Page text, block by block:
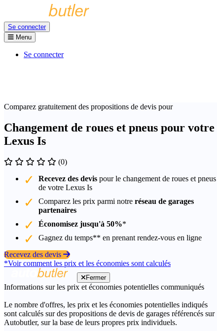
Se connecter
Menu
Se connecter
Comparez gratuitement des propositions de devis pour
Changement de roues et pneus pour votre
Lexus Is
(0)
Recevez des devis pour le changement de roues et pneus
de votre Lexus Is
Comparez les prix parmi notre réseau de garages
partenaires
Économisez jusqu'à 50%*
Gagnez du temps** en prenant rendez-vous en ligne
Recevez des devis
*Voir comment les prix et les économies sont calculés
Fermer
Informations sur les prix et économies potentielles communiqués
Le nombre d'offres, les prix et les économies potentielles indiqués
sont calculés sur des propositions de devis de garages référencés sur
Autobutler, sur la base de leurs propres prix individuels.